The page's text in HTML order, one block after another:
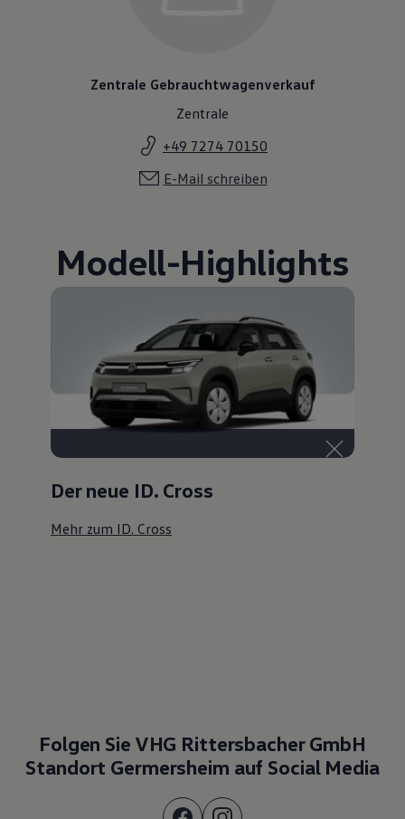
Zentrale Gebrauchtwagenverkauf
Zentrale
+49 7274 70150
E-Mail schreiben
Modell-Highlights
Der neue ID. Cross
Mehr zum ID. Cross
Folgen Sie VHG Rittersbacher GmbH
Standort Germersheim auf Social Media